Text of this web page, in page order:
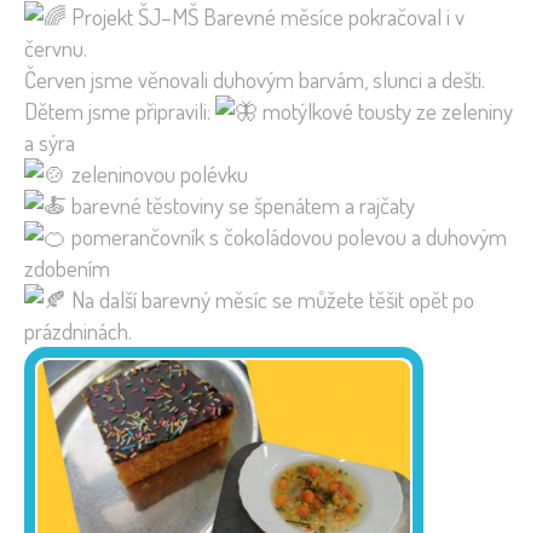
Projekt ŠJ–MŠ Barevné měsíce pokračoval i v
červnu.
Červen jsme věnovali duhovým barvám, slunci a dešti.
Dětem jsme připravili:
motýlkové tousty ze zeleniny
a sýra
zeleninovou polévku
barevné těstoviny se špenátem a rajčaty
pomerančovník s čokoládovou polevou a duhovým
zdobením
Na další barevný měsíc se můžete těšit opět po
prázdninách.